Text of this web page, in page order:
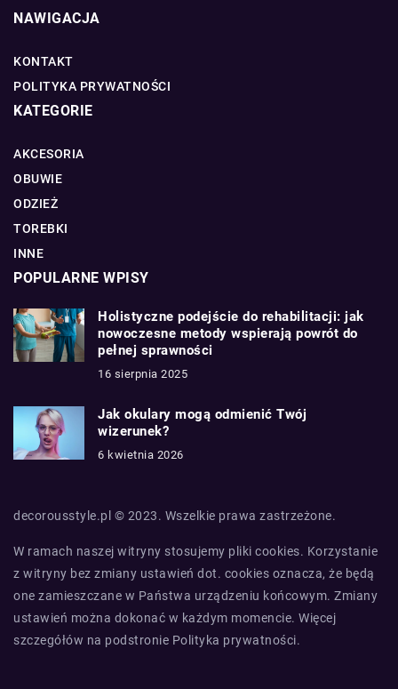
NAWIGACJA
KONTAKT
POLITYKA PRYWATNOŚCI
KATEGORIE
AKCESORIA
OBUWIE
ODZIEŻ
TOREBKI
INNE
POPULARNE WPISY
Holistyczne podejście do rehabilitacji: jak
nowoczesne metody wspierają powrót do
pełnej sprawności
16 sierpnia 2025
Jak okulary mogą odmienić Twój
wizerunek?
6 kwietnia 2026
decorousstyle.pl © 2023. Wszelkie prawa zastrzeżone.
W ramach naszej witryny stosujemy pliki cookies. Korzystanie
z witryny bez zmiany ustawień dot. cookies oznacza, że będą
one zamieszczane w Państwa urządzeniu końcowym. Zmiany
ustawień można dokonać w każdym momencie. Więcej
szczegółów na podstronie Polityka prywatności.